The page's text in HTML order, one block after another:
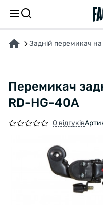
Задній перемикач
Перемикач
RD-HG-40A
0 відгуків
ПРО ТОВАР ХАРАКТЕРИСТИКИ